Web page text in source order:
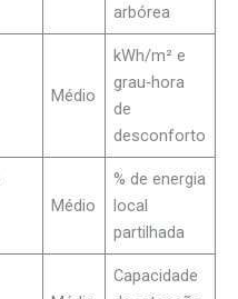
arbórea
Médio
kWh/m² e
grau‑hora
de
desconforto
Médio
% de energia
local
partilhada
Capacidade